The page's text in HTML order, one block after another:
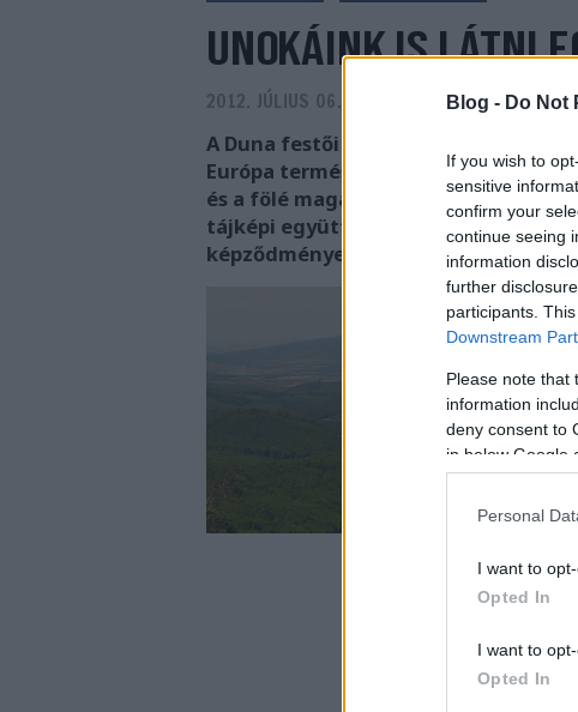
Blog - Do Not
If you wish to
sensitive
confirm your
continue seeing
information
further
participants.
Downstream
Please note that
information
deny consent to
in below Google
Personal
I want to
Opted In
I want to
Opted In
UNOKÁINK IS LÁTNI
2012. JÚLIUS 06.
A Duna festői völgyszorosa által
Európa természeti látnivalóinak
és a fölé magasodó Visegrádi-
tájképi együttese: hiszen a vadban
képződmények és a változatos flóra